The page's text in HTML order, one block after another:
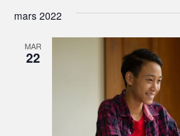
une
mars 2022
MAR
22